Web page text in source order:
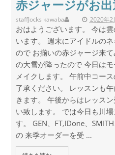
赤ジャージがお出
staff 2020年2
Jocks kawaba
おはようございます。 今は
います。 週末にアイドルの
ので お揃いの赤ジャージ来
の大雪が降ったので 今日は
メイクします。 午前中コー
了承ください。 レッスンも
きます。 午後からはレッス
い致します。 では今日も川
す。 GEN、FT,IDone、
の 来季オーダーを受 ...